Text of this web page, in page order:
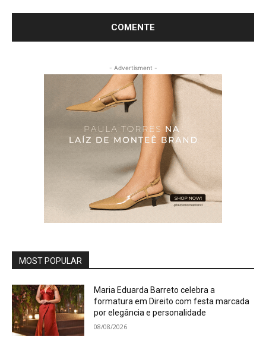
- Advertisment -
MOST POPULAR
Maria Eduarda Barreto celebra a
formatura em Direito com festa marcada
por elegância e personalidade
08/08/2026